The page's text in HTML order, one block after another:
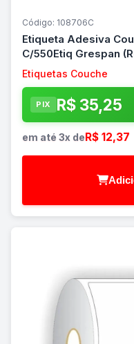
Código: 108706C
Etiqueta Adesiva
C/550Etiq Grespan
Etiquetas Couche
PIX R$ 35,25
em até 3x deR$ 12,37